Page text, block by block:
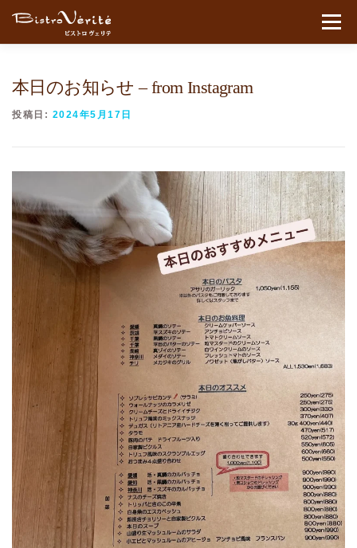
コンテンツへスキップ
メニュ
本日のお知らせ – from Instagram
投稿日: 2024年5月17日